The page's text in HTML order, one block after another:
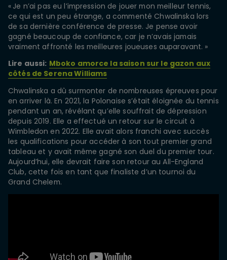
« Je n’ai pas eu l’impression de jouer mon meilleur tennis,
ce qui est un peu étrange, a commenté Chwalinska lors
de sa dernière conférence de presse. Je pense avoir
gagné beaucoup de confiance, car je n’avais jamais
vraiment affronté les meilleures joueuses auparavant. »
Lire aussi: Mboko amorce la saison sur le gazon aux
côtés de Serena Williams
Chwalinska a dû surmonter de nombreuses épreuves pour
en arriver là. En 2021, la Polonaise s’était éloignée du tennis
pendant un an, révélant qu’elle souffrait de dépression
depuis 2019. Elle a effectué un retour sur le circuit à
Wimbledon en 2022. Elle avait alors franchi avec succès
les qualifications pour accéder à son tout premier grand
tableau et y avait même gagné son duel du premier tour.
Aujourd’hui, elle devrait faire son retour au All-England
Club, cette fois en tant que finaliste d’un tournoi du
Grand Chelem.